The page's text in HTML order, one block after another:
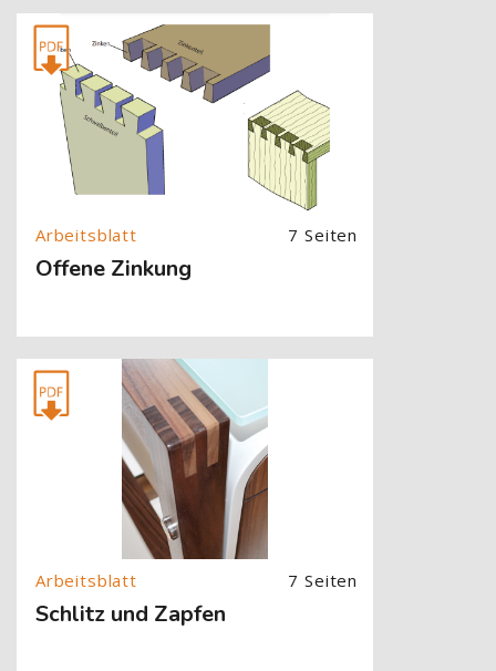
[Cocoon] About (Text with Image) überspringen
7 Seiten
Offene Zinkung
[Cocoon] About (Text with Image) überspringen
7 Seiten
Schlitz und Zapfen